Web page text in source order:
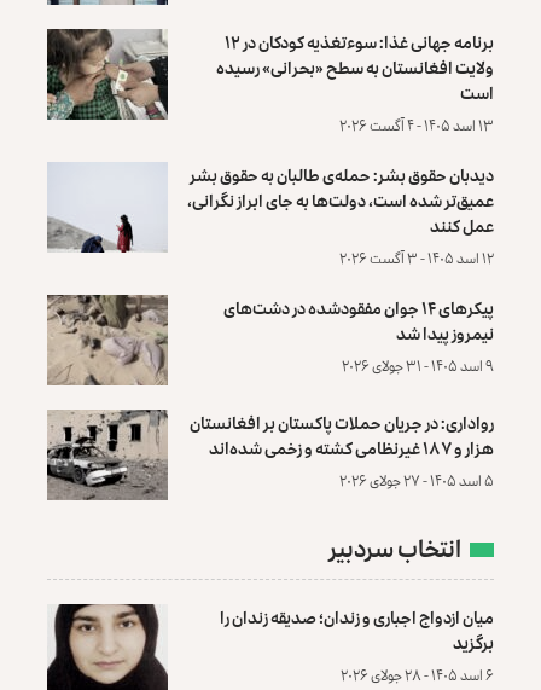
برنامه جهانی غذا: سوءتغذیه کودکان در ۱۲
ولایت افغانستان به سطح «بحرانی» رسیده
است
۱۳ اسد ۱۴۰۵ - ۴ آگست ۲۰۲۶
دیدبان حقوق بشر: حمله‌ی طالبان به حقوق بشر
عمیق‌تر شده است، دولت‌ها به جای ابراز نگرانی،
عمل کنند
۱۲ اسد ۱۴۰۵ - ۳ آگست ۲۰۲۶
پیکرهای ۱۴ جوان مفقودشده در دشت‌های
نیمروز پیدا شد
۹ اسد ۱۴۰۵ - ۳۱ جولای ۲۰۲۶
رواداری: در جریان حملات پاکستان بر افغانستان
هزار و ۱۸۷ غیرنظامی کشته و زخمی شده‌اند
۵ اسد ۱۴۰۵ - ۲۷ جولای ۲۰۲۶
انتخاب سردبیر
میان ازدواج اجباری و زندان؛ صدیقه زندان را
برگزید
۶ اسد ۱۴۰۵ - ۲۸ جولای ۲۰۲۶